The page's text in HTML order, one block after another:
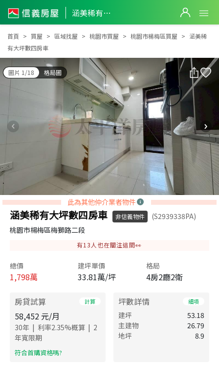
涵美稀有大坪數四房車
涵美稀有大坪數四房車
首頁 買屋 區域找屋 桃園市買屋 桃園市楊梅區買屋
涵美稀
有大坪數四房車
圖片 1/18 格局圖
此為其他仲介業者物件
涵美稀有大坪數四房車 非信義物件
(S2939338PA)
桃園市楊梅區梅獅路二段
有13 人也在關注這間👀
總價
1,798萬
建坪單價
33.81萬/坪
格局
4房2廳2衛
房貸試算 計算
58,452 元/月
30年 | 利率2.35%概算 | 2
年寬限期
​符合首購資格嗎?
坪數詳情 細項
建坪
53.18
主建物
26.79
地坪
8.9